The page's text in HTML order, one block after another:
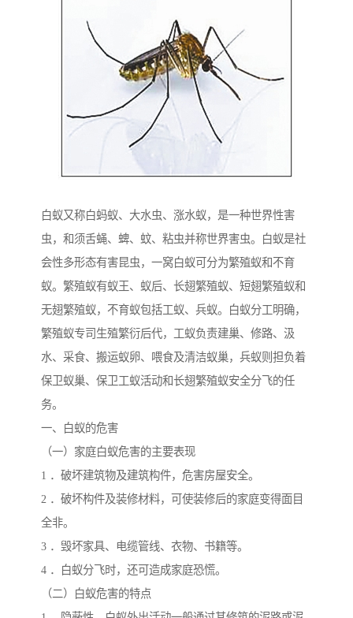
白蚁又称白蚂蚁、大水虫、涨水蚁，是一种世界性害
虫，和须舌蝇、蜱、蚊、粘虫并称世界害虫。白蚁是社
会性多形态有害昆虫，一窝白蚁可分为繁殖蚁和不育
蚁。繁殖蚁有蚁王、蚁后、长翅繁殖蚁、短翅繁殖蚁和
无翅繁殖蚁，不育蚁包括工蚁、兵蚁。白蚁分工明确，
繁殖蚁专司生殖繁衍后代，工蚁负责建巢、修路、汲
水、采食、搬运蚁卵、喂食及清洁蚁巢，兵蚁则担负着
保卫蚁巢、保卫工蚁活动和长翅繁殖蚁安全分飞的任
务。
一、白蚁的危害
（一）家庭白蚁危害的主要表现
1 ．破坏建筑物及建筑构件，危害房屋安全。
2 ．破坏构件及装修材料，可使装修后的家庭变得面目
全非。
3 ．毁坏家具、电缆管线、衣物、书籍等。
4 ．白蚁分飞时，还可造成家庭恐慌。
（二）白蚁危害的特点